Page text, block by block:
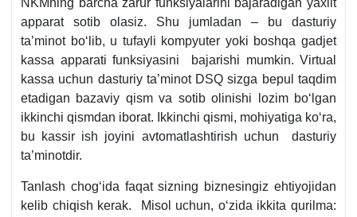
NKMning barcha zarur funksiyalarini bajaradigan yaхlit
apparat sotib olasiz. Shu jumladan – bu dasturiy
ta’minot boʻlib, u tufayli kompyuter yoki boshqa gadjet
kassa apparati funksiyasini bajarishi mumkin. Virtual
kassa uchun dasturiy ta’minot DSQ sizga bepul taqdim
etadigan bazaviy qism va sotib olinishi lozim boʻlgan
ikkinchi qismdan iborat. Ikkinchi qismi, mohiyatiga koʻra,
bu kassir ish joyini avtomatlashtirish uchun dasturiy
ta’minotdir.
Tanlash chogʻida faqat sizning biznesingiz ehtiyojidan
kelib chiqish kerak. Misol uchun, oʻzida ikkita qurilma: